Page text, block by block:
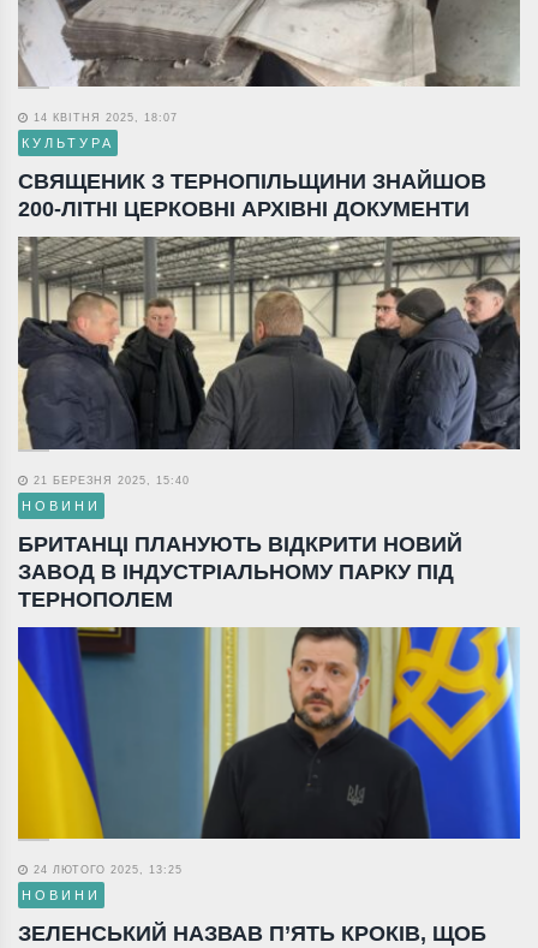
14 КВІТНЯ 2025, 18:07
КУЛЬТУРА
СВЯЩЕНИК З ТЕРНОПІЛЬЩИНИ ЗНАЙШОВ
200-ЛІТНІ ЦЕРКОВНІ АРХІВНІ ДОКУМЕНТИ
21 БЕРЕЗНЯ 2025, 15:40
НОВИНИ
БРИТАНЦІ ПЛАНУЮТЬ ВІДКРИТИ НОВИЙ
ЗАВОД В ІНДУСТРІАЛЬНОМУ ПАРКУ ПІД
ТЕРНОПОЛЕМ
24 ЛЮТОГО 2025, 13:25
НОВИНИ
ЗЕЛЕНСЬКИЙ НАЗВАВ П’ЯТЬ КРОКІВ, ЩОБ